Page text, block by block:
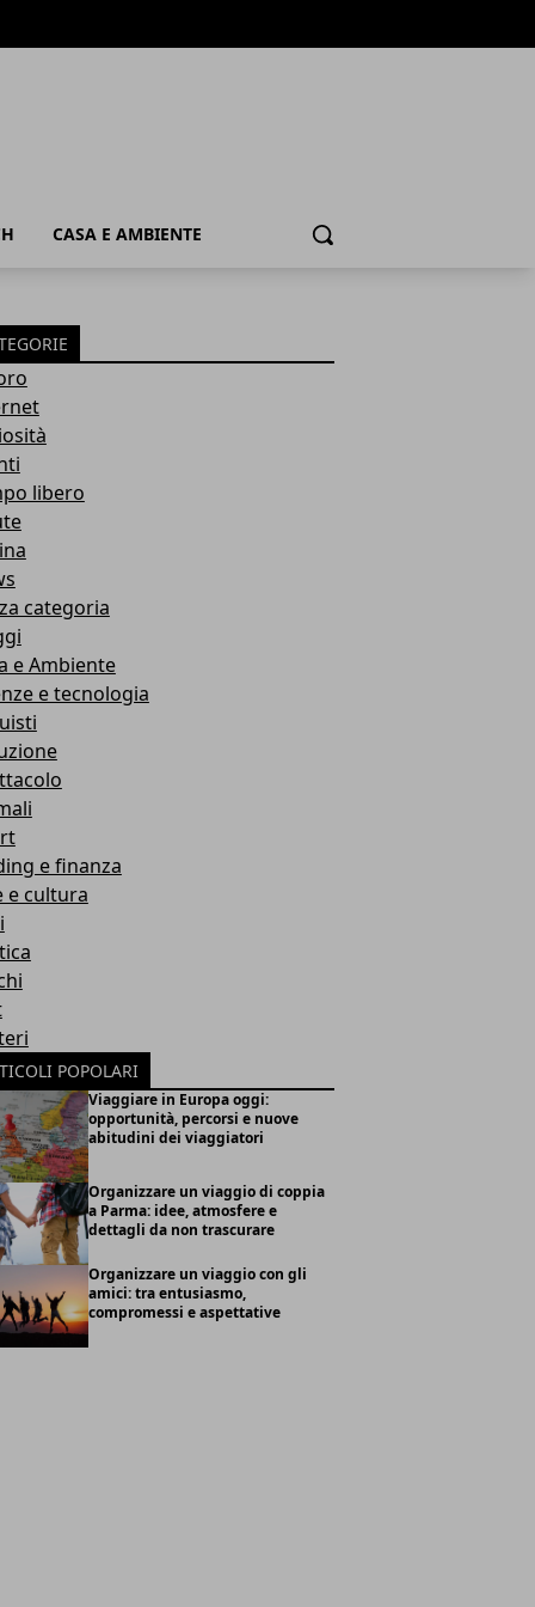
CASA E AMBIENTE Cerca
libero
categoria
e Ambiente
e tecnologia
e finanza
e cultura
POPOLARI
Viaggiare in Europa oggi:
opportunità, percorsi e nuove
abitudini dei viaggiatori
Organizzare un viaggio di coppia
a Parma: idee, atmosfere e
dettagli da non trascurare
Organizzare un viaggio con gli
amici: tra entusiasmo,
compromessi e aspettative